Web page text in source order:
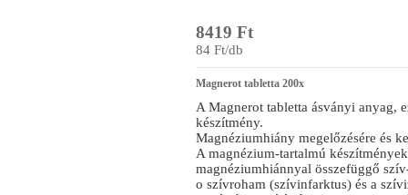
8419 Ft
84 Ft/db
Magnerot tabletta 200x
A Magnerot tabletta ásványi anyag,
készítmény.
Magnéziumhiány megelőzésére és
A magnézium-tartalmú
magnéziumhiánnyal összefüggő
o szívroham (szívinfarktus) és a